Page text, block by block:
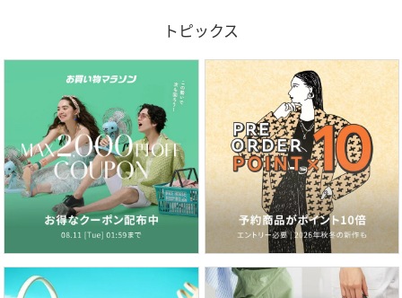
トピックス